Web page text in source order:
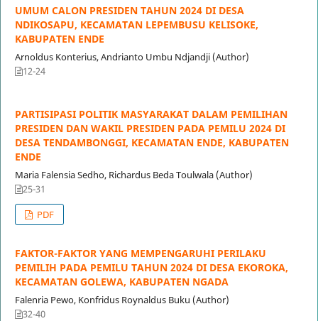
UMUM CALON PRESIDEN TAHUN 2024 DI DESA
NDIKOSAPU, KECAMATAN LEPEMBUSU KELISOKE,
KABUPATEN ENDE
Arnoldus Konterius, Andrianto Umbu Ndjandji (Author)
12-24
PARTISIPASI POLITIK MASYARAKAT DALAM PEMILIHAN
PRESIDEN DAN WAKIL PRESIDEN PADA PEMILU 2024 DI
DESA TENDAMBONGGI, KECAMATAN ENDE, KABUPATEN
ENDE
Maria Falensia Sedho, Richardus Beda Toulwala (Author)
25-31
PDF
FAKTOR-FAKTOR YANG MEMPENGARUHI PERILAKU
PEMILIH PADA PEMILU TAHUN 2024 DI DESA EKOROKA,
KECAMATAN GOLEWA, KABUPATEN NGADA
Falenria Pewo, Konfridus Roynaldus Buku (Author)
32-40